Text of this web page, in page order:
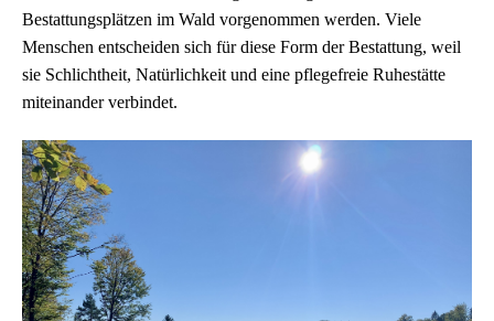
Bestattungsplätzen im Wald vorgenommen werden. Viele
Menschen entscheiden sich für diese Form der Bestattung, weil
sie Schlichtheit, Natürlichkeit und eine pflegefreie Ruhestätte
miteinander verbindet.